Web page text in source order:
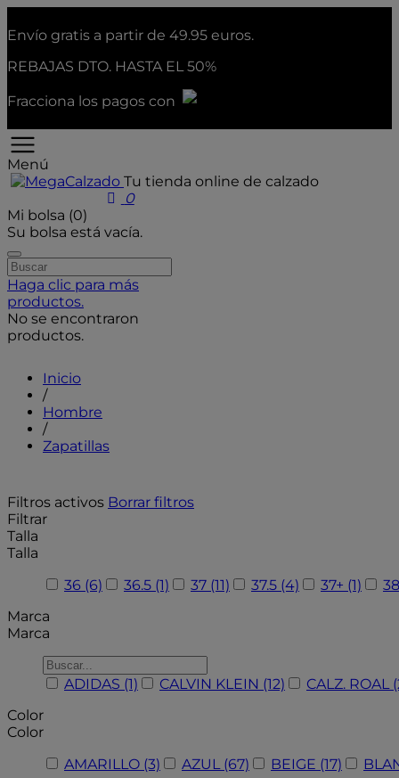
Envío gratis a partir de 49.95 euros.
REBAJAS DTO. HASTA EL 50%
Fracciona los pagos con
Menú
Tu tienda online de calzado
0
Mi bolsa (0)
Su bolsa está vacía.
Haga clic para más
productos.
No se encontraron
productos.
Inicio
/
Hombre
/
Zapatillas
Filtros activos Borrar filtros
Filtrar
Talla
Talla
36 (6) 36.5 (1) 37 (11) 37.5 (4) 37+ (1)
38
Marca
Marca
ADIDAS (1) CALVIN KLEIN (12) CALZ. ROAL
Color
Color
AMARILLO (3) AZUL (67) BEIGE (17)